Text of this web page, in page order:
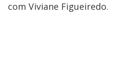
com Viviane Figueiredo.